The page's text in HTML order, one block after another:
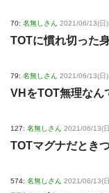
70: 名無しさん 2021/06/13(日
TOTに慣れ切った
79: 名無しさん 2021/06/13(日
VHをTOT無理なん
127: 名無しさん 2021/06/13(
TOTマグナだとき
574: 名無しさん 2021/06/13(